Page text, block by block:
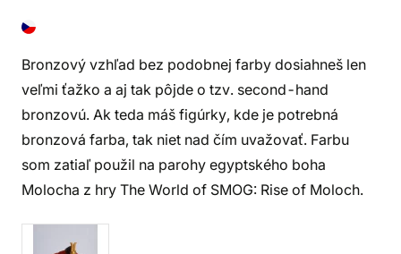
Bronzový vzhľad bez podobnej farby dosiahneš len
veľmi ťažko a aj tak pôjde o tzv. second-hand
bronzovú. Ak teda máš figúrky, kde je potrebná
bronzová farba, tak niet nad čím uvažovať. Farbu
som zatiaľ použil na parohy egyptského boha
Molocha z hry The World of SMOG: Rise of Moloch.